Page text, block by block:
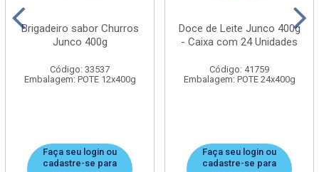
Brigadeiro sabor Churros
Junco 400g
Código: 33537
Embalagem: POTE 12x400g
Faça seu login ou
cadastre-se para
Doce de Leite Junco 400g
- Caixa com 24 Unidades
Código: 41759
Embalagem: POTE 24x400g
Faça seu login ou
cadastre-se para